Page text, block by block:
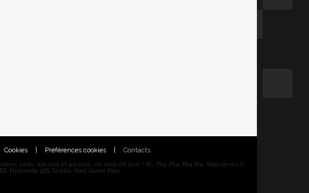
Cookies Préférences cookies Contacts
tests, astuces et soluces... on vous dit tout ! PC, PS5, PS4, PS4 Pro, Xbox series X,
Nintendo 2DS, Stadia, Xbox Game Pass...